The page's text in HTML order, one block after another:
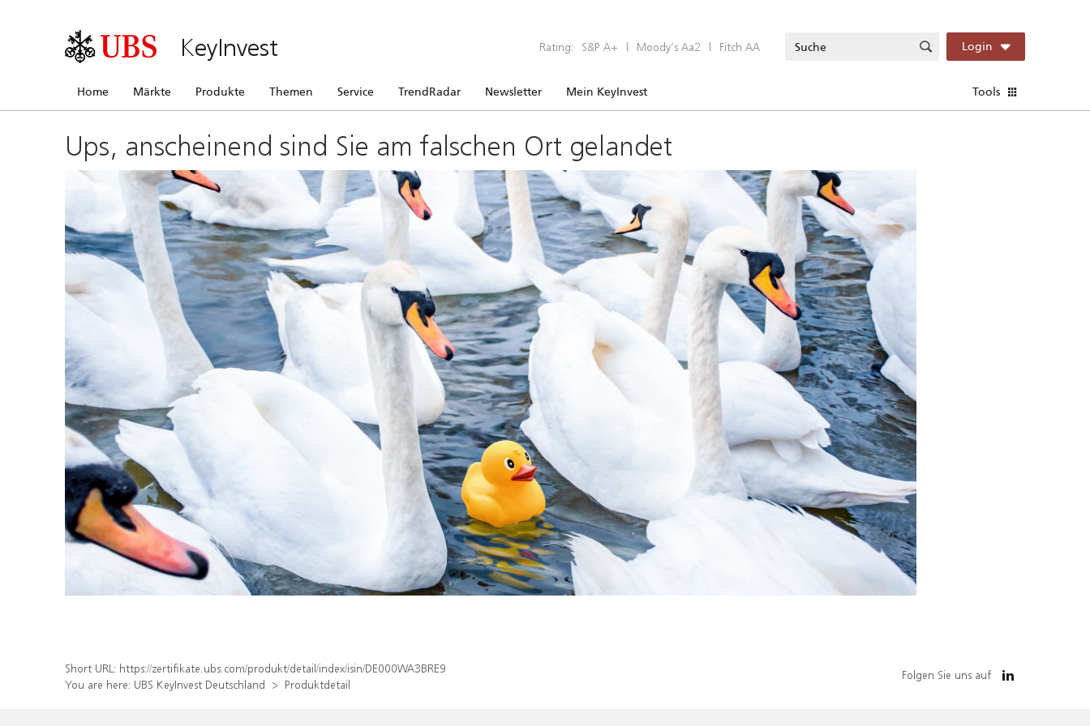
KeyInvest Rating: S&P A+ | Moody’s Aa2 | Fitch AA Login
Home Märkte Produkte Themen Service TrendRadar Newsletter Mein KeyInvest Tools
Ups, anscheinend sind Sie am falschen Ort gelandet
Short URL: https://zertifikate.ubs.com/produkt/detail/index/isin/DE000WA3BRE9
You are here: UBS KeyInvest Deutschland Produktdetail
Folgen Sie uns auf